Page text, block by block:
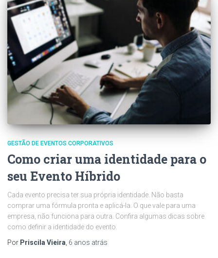
GESTÃO DE EVENTOS CORPORATIVOS
Como criar uma identidade para o
seu Evento Híbrido
Cada evento precisa ter sua própria identidade. Não basta
comprar uma fórmula pronta e aplicá-la. O que vale para uma
empresa, não funciona para outra. Confira algumas dicas sobre
como definir a identidade do evento.
Por Priscila Vieira, 6 anos atrás